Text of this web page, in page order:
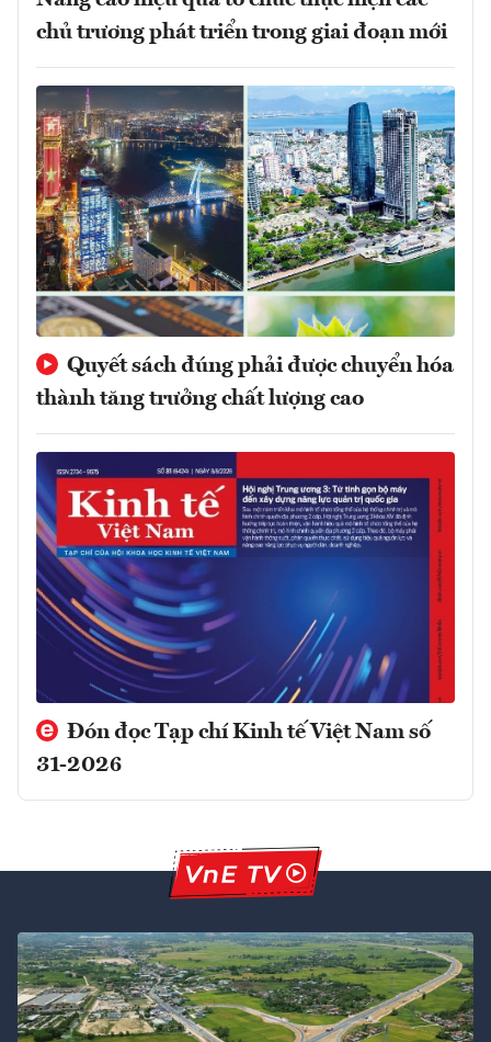
chủ trương phát triển trong giai đoạn mới
Quyết sách đúng phải được chuyển hóa
thành tăng trưởng chất lượng cao
Đón đọc Tạp chí Kinh tế Việt Nam số
31-2026